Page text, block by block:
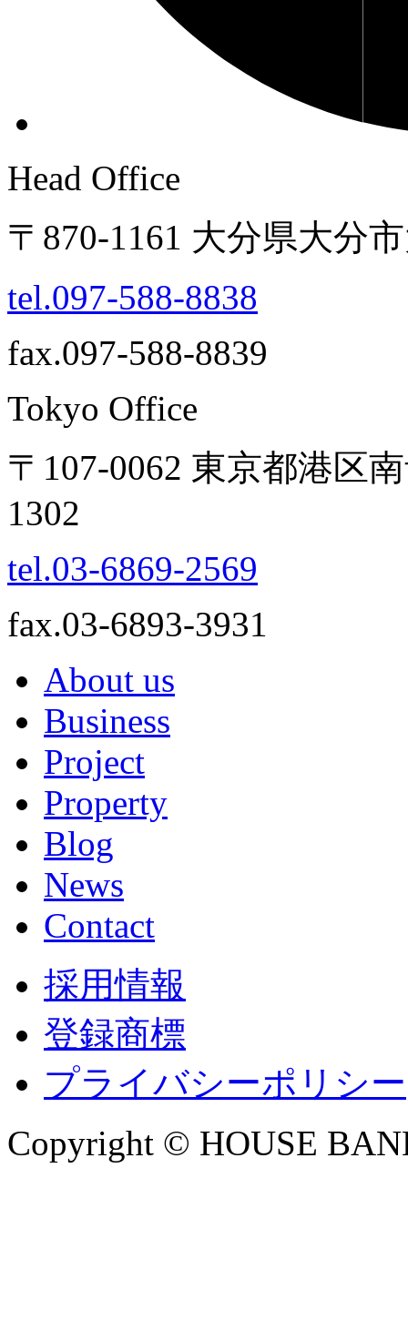
Head Office
〒870-1161 大分県大分
tel.097-588-8838
fax.097-588-8839
Tokyo Office
〒107-0062 東京都港区
1302
tel.03-6869-2569
fax.03-6893-3931
About us
Business
Project
Property
Blog
News
Contact
採用情報
登録商標
プライバシーポリシー
Copyright © HOUSE